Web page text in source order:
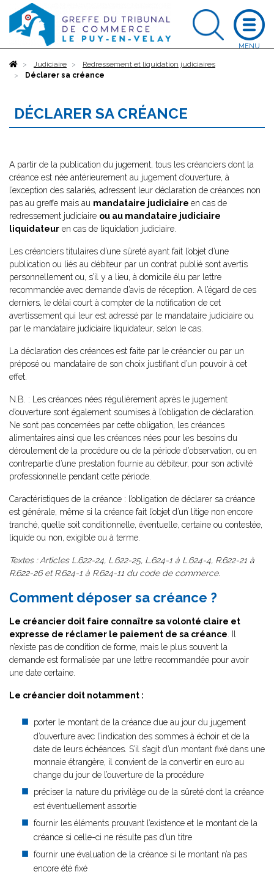
AccueilJudiciaire
Redressement et liquidation judiciaires
Déclarer sa créance
DÉCLARER SA CRÉANCE
A partir de la publication du jugement, tous les créanciers dont la
créance est née antérieurement au jugement d’ouverture, à
l’exception des salariés, adressent leur déclaration de créances non
pas au greffe mais au mandataire judiciaire en cas de
redressement judiciaire ou au mandataire judiciaire
liquidateur en cas de liquidation judiciaire.
Les créanciers titulaires d’une sûreté ayant fait l’objet d’une
publication ou liés au débiteur par un contrat publié sont avertis
personnellement ou, s’il y a lieu, à domicile élu par lettre
recommandée avec demande d’avis de réception. A l’égard de ces
derniers, le délai court à compter de la notification de cet
avertissement qui leur est adressé par le mandataire judiciaire ou
par le mandataire judiciaire liquidateur, selon le cas.
La déclaration des créances est faite par le créancier ou par un
préposé ou mandataire de son choix justifiant d’un pouvoir à cet
effet.
N.B. : Les créances nées régulièrement après le jugement
d’ouverture sont également soumises à l’obligation de déclaration.
Ne sont pas concernées par cette obligation, les créances
alimentaires ainsi que les créances nées pour les besoins du
déroulement de la procédure ou de la période d’observation, ou en
contrepartie d’une prestation fournie au débiteur, pour son activité
professionnelle pendant cette période.
Caractéristiques de la créance : l’obligation de déclarer sa créance
est générale, même si la créance fait l’objet d’un litige non encore
tranché, quelle soit conditionnelle, éventuelle, certaine ou contestée,
liquide ou non, exigible ou à terme.
Textes : Articles L.622-24, L.622-25, L.624-1 à L.624-4, R.622-21 à
R.622-26 et R.624-1 à R.624-11 du code de commerce.
Comment déposer sa créance ?
Le créancier doit faire connaître sa volonté claire et
expresse de réclamer le paiement de sa créance
n’existe pas de condition de forme, mais le plus souvent la
demande est formalisée par une lettre recommandée pour avoir
une date certaine.
Le créancier doit notamment :
porter le montant de la créance due au jour du jugement
d’ouverture avec l’indication des sommes à échoir et de la
date de leurs échéances. S’il s’agit d’un montant fixé dans une
monnaie étrangère, il convient de la convertir en euro au
change du jour de l’ouverture de la procédure
préciser la nature du privilège ou de la sûreté dont la créance
est éventuellement assortie
fournir les éléments prouvant l’existence et le montant de la
créance si celle-ci ne résulte pas d’un titre
fournir une évaluation de la créance si le montant n’a pas
encore été fixé